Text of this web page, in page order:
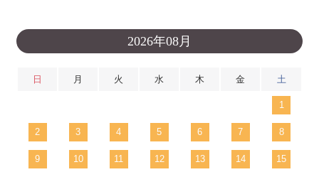
2026年08月
日 月 火 水 木 金 土
1
2 3 4 5 6 7 8
9 10 11 12 13 14 15